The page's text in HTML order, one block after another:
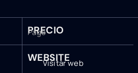
PRECIO
Pago
WEBSITE
Visitar web